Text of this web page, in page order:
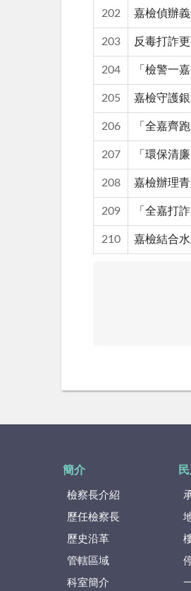
202 嘉檢偵辦
203 反毒打詐
204 「檢警一
205 嘉檢守護
206 「全嘉齊
207 「環保清
208 嘉檢辦理
209 「全嘉打
210 嘉檢結合
簡介
檢察長介紹
歷任檢察長
歷史沿革
管轄區域
科室簡介